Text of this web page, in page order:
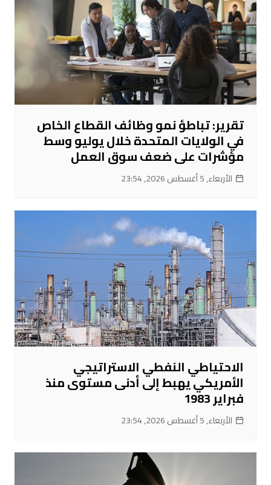
تقرير: تباطؤ نمو وظائف القطاع الخاص
في الولايات المتحدة خلال يوليو وسط
مؤشرات على ضعف سوق العمل
الأربعاء, 5 أغسطس 2026, 23:54
الاحتياطي النفطي الاستراتيجي
الأمريكي يهبط إلى أدنى مستوى منذ
فبراير 1983
الأربعاء, 5 أغسطس 2026, 23:54